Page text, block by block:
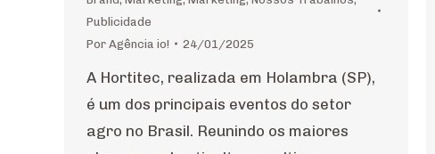
Publicidade
Por Agência io! 24/01/2025
A Hortitec, realizada em Holambra (SP),
é um dos principais eventos do setor
agro no Brasil. Reunindo os maiores